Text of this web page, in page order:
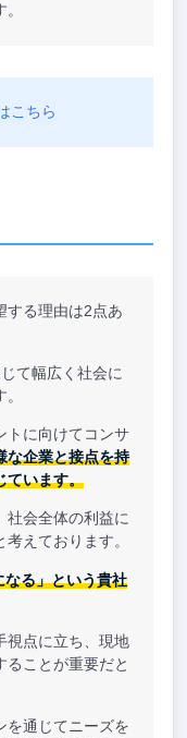
こちら
する理由は2点あ
て幅広く社会に
トに向けてコンサ
な企業と接点を持
ています。
社会全体の利益に
えております。
なる」という貴社
視点に立ち、現地
ることが重要だと
を通じてニーズを